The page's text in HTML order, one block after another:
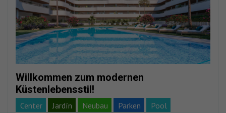
Willkommen zum modernen
Küstenlebensstil!
Center Jardín Neubau Parken
Pool